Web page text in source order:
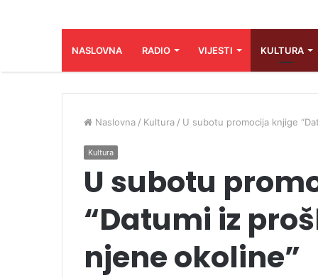
NASLOVNA RADIO VIJESTI KULTURA
Naslovna / Kultura / U subotu promocija knjige
Kultura
U subotu
“Datumi iz
njene okoline”